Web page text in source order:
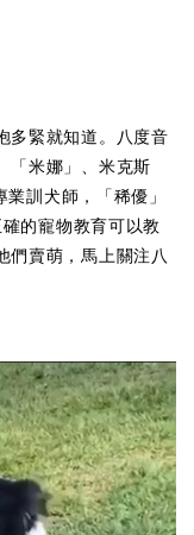
多緊就知道。八度音
「米娜」、米克斯
訓犬師，「稀優」
的寵物教育可以教
們賣萌，馬上關注八